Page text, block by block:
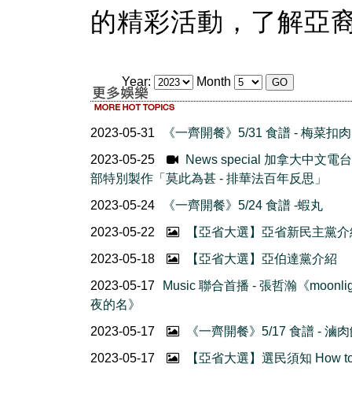
的精彩活動，了解亞
Year: Month
2023-05-31
《一齊開餐》5/31 食譜 - 梅菜扣肉
2023-05-25
News special 加拿大中文電
部特別製作「莫此為甚 - 排華法百年反思」
2023-05-24
《一齊開餐》5/24 食譜 -蝦丸
2023-05-22
【亞省大選】亞省新民主黨
2023-05-18
【亞省大選】亞伯達黨介紹
2023-05-17
Music 聯合首播 - 張哲瀚《
夜的名》
2023-05-17
《一齊開餐》5/17 食譜 - 滷
2023-05-17
【亞省大選】選民須知 How